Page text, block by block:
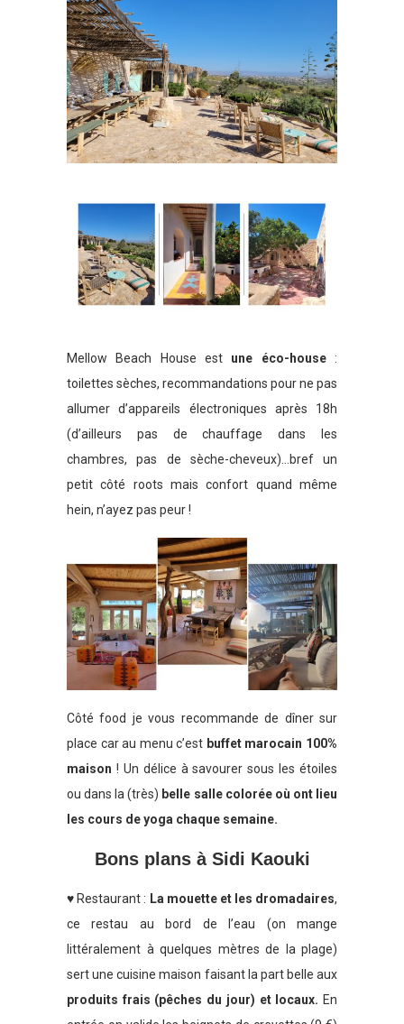
Mellow Beach House est une éco-house:
toilettes sèches, recommandations pour ne pas
allumer d’appareils électroniques après 18h
(d’ailleurs pas de chauffage dans les
chambres, pas de sèche-cheveux)…bref un
petit côté roots mais confort quand même
hein, n’ayez pas peur !
Côté food je vous recommande de dîner sur
place car au menu c’est buffet marocain 100%
maison ! Un délice à savourer sous les étoiles
ou dans la (très) belle salle colorée où ont lieu
les cours de yoga chaque semaine.
Bons plans à Sidi Kaouki
♥ Restaurant : La mouette et les dromadaires,
ce restau au bord de l’eau (on mange
littéralement à quelques mètres de la plage)
sert une cuisine maison faisant la part belle aux
produits frais (pêches du jour) et locaux. En